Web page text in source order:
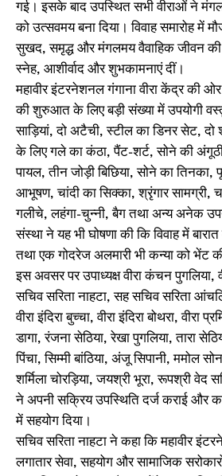
गई। इसके बाद उपस्थित सभी वीराओं ने मंगल
को उत्सवमय बना दिया। विवाह समारोह में
सुखद, समृद्ध और मंगलमय वैवाहिक जीवन
स्नेह, आशीर्वाद और शुभकामनाएं दीं।
महावीर इंटरनेशनल गंगाना वीरा केंद्र की
की शुरुआत के लिए बड़ी संख्या में उपयोगी
साड़ियां, दो अटैची, स्टील का डिनर सेट,
के लिए गले का कंठा, पैंट-शर्ट, सोने की
पायल, तीन जोड़ी बिछिया, सोने का
आभूषण, चांदी का सिक्का, श्रृंगार सामग्री,
गलीचे, लहंगा-चुन्नी, बैग तथा अन्य अनेक
संस्था ने यह भी घोषणा की कि विवाह में
तथा एक गोदरेज अलमारी भी कन्या को भेंट की
इस अवसर पर उपाध्यक्ष वीरा कंचन पुगलिया,
सचिव सरिता नाहटा, सह सचिव सरिता
वीरा इंदिरा बुच्चा, वीरा इंदिरा बोथरा, वीरा
डागा, रंजना सेठिया, रेखा पुगलिया, तारा
पिंचा, सिम्मी बांठिया, अंजू सिपानी, ममोल
शर्मिला चोरड़िया, जयश्री भूरा, रूपश्री वेद
ने अपनी सक्रिय उपस्थिति दर्ज कराई और
में सहयोग दिया।
सचिव सरिता नाहटा ने कहा कि महावीर
लगातार सेवा, सहयोग और सामाजिक